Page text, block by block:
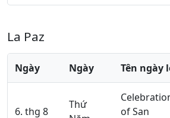
La Paz
Ngày Ngày Tên ngày
6. thg 8
Thứ
of San